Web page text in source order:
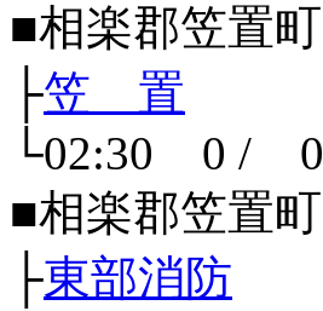
■相楽郡笠置町
├笠 置
└02:30 0 / 0
■相楽郡笠置町
├東部消防